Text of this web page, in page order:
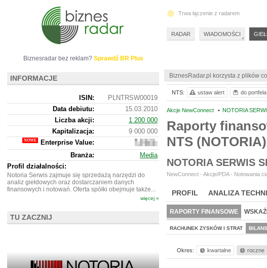
BiznesRadar.pl korzysta z plików
Akcje NewConnect • NOTORIA
Raporty
NTS (NOTORIA)
NOTORIA SERWIS
NewConnect - Akcje/PDA - Notowania
PROFIL ANALIZA
RAPORTY FINANSOWE
RACHUNEK ZYSKÓW I STRAT BILANS
Okres: kwartalne roczne
NTS: ustaw alert do portfela
Biznesradar bez reklam? Sprawdź BR Plus
INFORMACJE
ISIN:
PLNTRSW00019
Data debiutu:
15.03.2010
Liczba akcji:
1 200 000
Kapitalizacja:
9 000 000
Enterprise Value:
8
744
000
Branża:
Media
Profil działalności:
Notoria Serwis zajmuje się sprzedażą narzędzi do
analiz giełdowych oraz dostarczaniem danych
finansowych i notowań. Oferta spółki obejmuje także...
więcej »
TU ZACZNIJ
Trwa łączenie z radarem
RADAR WIADOMOŚCI